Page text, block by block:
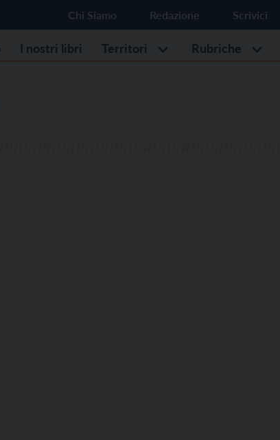
Chi Siamo Redazione Scrivici
I nostri libri Territori Rubriche